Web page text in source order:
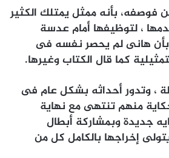
فوصفه، بأنه ممثل يمتلك الكثير
، لتوظيفها أمام عدسة
بأن هانى لم يحصر نفسه فى
كما قال الكتاب وغيرها.
، وتدور أحداثه بشكل عام فى
خلال 10 حلقات وكل حكاية منهم تنتهى مع نهاية
جديدة وبمشاركة أبطال
إخراجها بالكامل كل من